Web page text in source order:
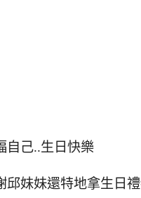
自己..生日快樂
邱妹妹還特地拿生日